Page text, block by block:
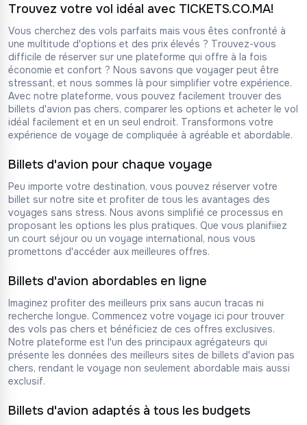
Trouvez votre vol idéal avec TICKETS.CO.MA!
Vous cherchez des vols parfaits mais vous êtes confronté à
une multitude d'options et des prix élevés ? Trouvez-vous
difficile de réserver sur une plateforme qui offre à la fois
économie et confort ? Nous savons que voyager peut être
stressant, et nous sommes là pour simplifier votre expérience.
Avec notre plateforme, vous pouvez facilement trouver des
billets d'avion pas chers, comparer les options et acheter le vol
idéal facilement et en un seul endroit. Transformons votre
expérience de voyage de compliquée à agréable et abordable.
Billets d'avion pour chaque voyage
Peu importe votre destination, vous pouvez réserver votre
billet sur notre site et profiter de tous les avantages des
voyages sans stress. Nous avons simplifié ce processus en
proposant les options les plus pratiques. Que vous planifiiez
un court séjour ou un voyage international, nous vous
promettons d'accéder aux meilleures offres.
Billets d'avion abordables en ligne
Imaginez profiter des meilleurs prix sans aucun tracas ni
recherche longue. Commencez votre voyage ici pour trouver
des vols pas chers et bénéficiez de ces offres exclusives.
Notre plateforme est l'un des principaux agrégateurs qui
présente les données des meilleurs sites de billets d'avion pas
chers, rendant le voyage non seulement abordable mais aussi
exclusif.
Billets d'avion adaptés à tous les budgets